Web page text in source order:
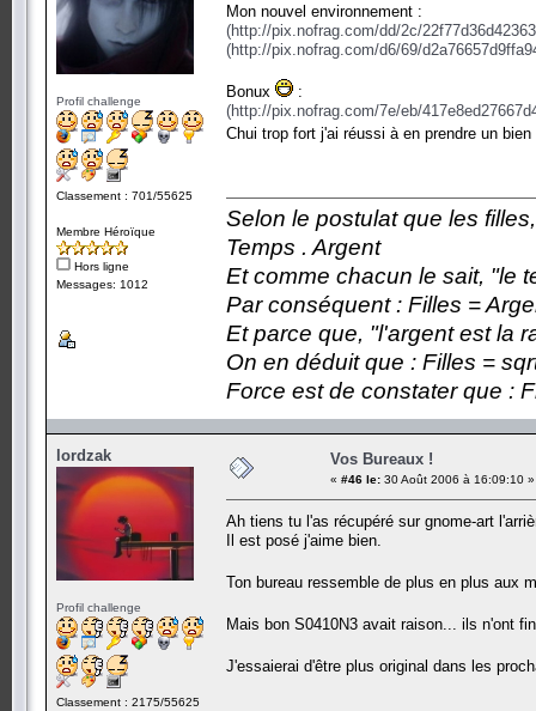
Profil challenge
Classement : 701/55625
Membre Héroïque
Hors ligne
Messages: 1012
Mon nouvel environnement :
(http://pix.nofrag.com/dd/2c/
(http://pix.nofrag.com/d6/69/
Bonux
:
(http://pix.nofrag.com/7e/eb/
Chui trop fort j'ai réussi à en prendre un
Selon le postulat que les
Temps . Argent
Et comme chacun le sait, "le
Par conséquent : Filles =
Et parce que, "l'argent est la
On en déduit que : Filles =
Force est de constater que :
lordzak
Profil challenge
Classement : 2175/55625
Vos Bureaux !
« #46 le: 30 Août 2006 à 16:09:10 »
Ah tiens tu l'as récupéré sur gnome-art
Il est posé j'aime bien.
Ton bureau ressemble de plus en plus aux
Mais bon S0410N3 avait raison... ils n'ont
J'essaierai d'être plus original dans les